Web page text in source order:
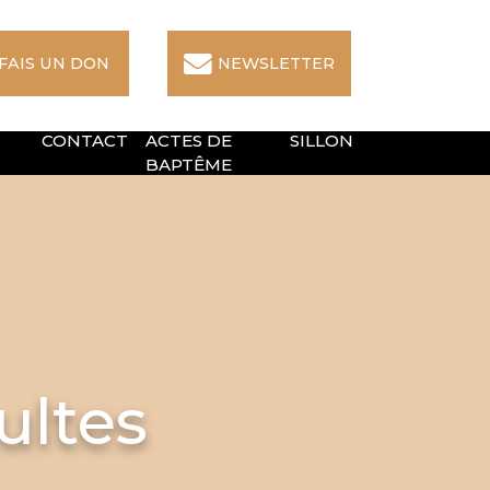
UN DON NEWSLETTER
CONTACT
ACTES DE
BAPTÊME
SILLON